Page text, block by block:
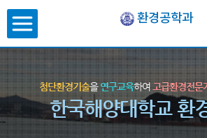
환경공학과
첨단환경기술을연구교육하여고급환경전문
한국해양대학교 환